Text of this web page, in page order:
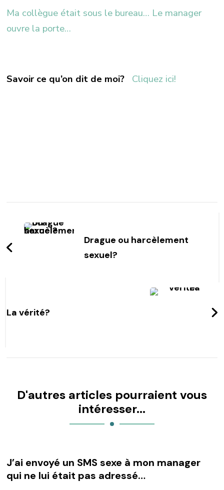
Ma collègue était sous le bureau… Le manager
ouvre la porte…
Savoir ce qu’on dit de moi? Cliquez ici!
NavigationDrague ou harcèlement
sexuel?
La vérité?
D'autres articles pourraient vous
intéresser...
J’ai envoyé un SMS sexe à mon manager
qui ne lui était pas adressé…